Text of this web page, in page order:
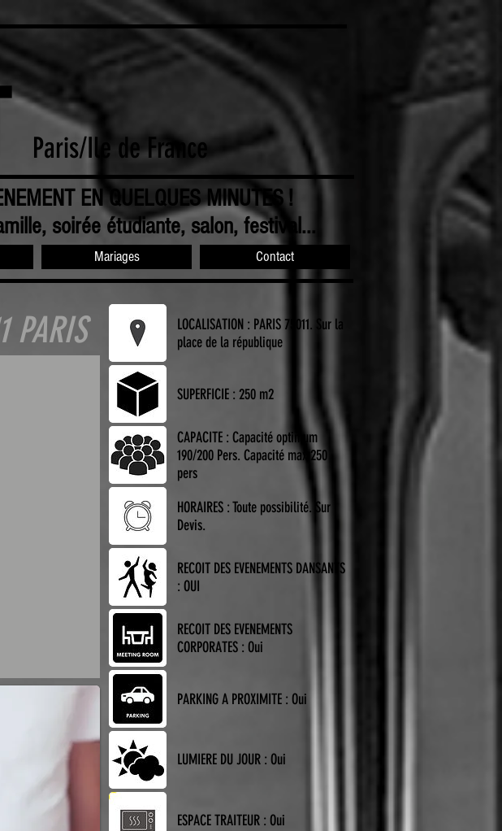
Paris/Ile de France
EN QUELQUES MINUTES !
soirée étudiante, salon, festival...
Mariages Contact
PARIS
LOCALISATION : PARIS 75011. Sur la
place de la république
SUPERFICIE : 250 m2
CAPACITE : Capacité optimum
190/200 Pers. Capacité max 250
pers
HORAIRES : Toute possibilité. Sur
Devis.
RECOIT DES EVENEMENTS DANSANTS
: OUI
RECOIT DES EVENEMENTS
CORPORATES : Oui
PARKING A PROXIMITE : Oui
LUMIERE DU JOUR : Oui
ESPACE TRAITEUR : Oui